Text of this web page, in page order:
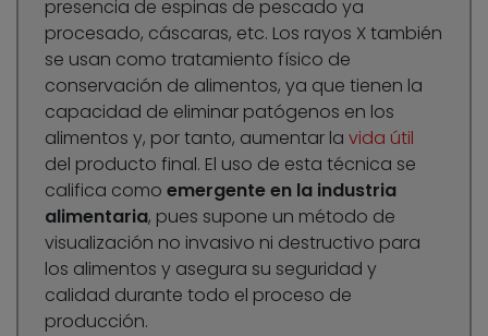
presencia de espinas de pescado ya
procesado, cáscaras, etc. Los rayos X también
se usan como tratamiento físico de
conservación de alimentos, ya que tienen la
capacidad de eliminar patógenos en los
alimentos y, por tanto, aumentar la vida útil
del producto final. El uso de esta técnica se
califica como emergente en la industria
alimentaria, pues supone un método de
visualización no invasivo ni destructivo para
los alimentos y asegura su seguridad y
calidad durante todo el proceso de
producción.